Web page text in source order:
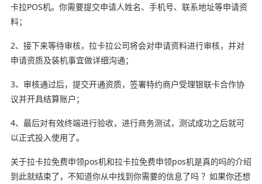
卡拉POS机。你需要提交申请人姓名、手机号、联系地址等申请资
料；
2、接下来等待审核，拉卡拉公司将会对申请资料进行审核，并对
申请资质及装机事宜做详细沟通；
3、审核通过后，提交开通资质，签署特约商户受理银联卡合作协
议并开具结算账户；
4、最后对有效终端进行验收，进行商务测试，测试成功之后就可
以正式投入使用了。
关于拉卡拉免费申领pos机和拉卡拉免费申领pos机是真的吗的介绍
到此就结束了，不知道你从中找到你需要的信息了吗 ？如果你还想